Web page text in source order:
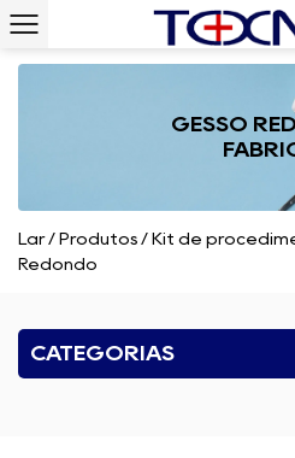
GESSO
Lar/ Produtos / Kit de
Redondo
CATEGORIAS